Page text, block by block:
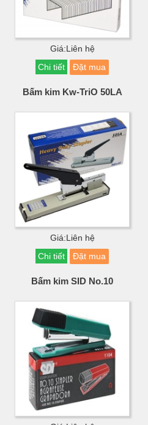
Giá:Liên hệ
Chi tiết
Đặt mua
Bấm kim Kw-TriO 50LA
Giá:Liên hệ
Chi tiết
Đặt mua
Bấm kim SID No.10